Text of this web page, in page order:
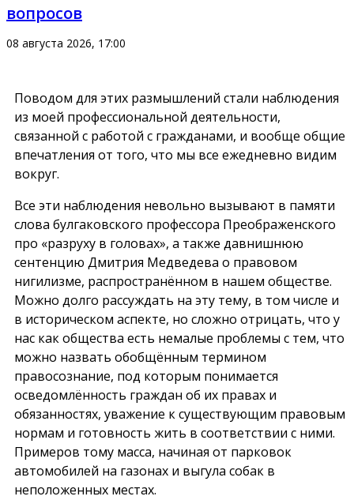
вопросов
08 августа 2026, 17:00
Поводом для этих размышлений стали наблюдения
из моей профессиональной деятельности,
связанной с работой с гражданами, и вообще общие
впечатления от того, что мы все ежедневно видим
вокруг.
Все эти наблюдения невольно вызывают в памяти
слова булгаковского профессора Преображенского
про «разруху в головах», а также давнишнюю
сентенцию Дмитрия Медведева о правовом
нигилизме, распространённом в нашем обществе.
Можно долго рассуждать на эту тему, в том числе и
в историческом аспекте, но сложно отрицать, что у
нас как общества есть немалые проблемы с тем, что
можно назвать обобщённым термином
правосознание, под которым понимается
осведомлённость граждан об их правах и
обязанностях, уважение к существующим правовым
нормам и готовность жить в соответствии с ними.
Примеров тому масса, начиная от парковок
автомобилей на газонах и выгула собак в
неположенных местах.